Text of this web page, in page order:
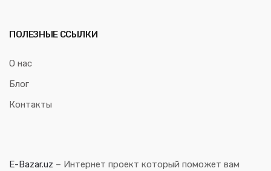
ПОЛЕЗНЫЕ ССЫЛКИ
О нас
Блог
Контакты
E-Bazar.uz – Интернет проект который поможет вам